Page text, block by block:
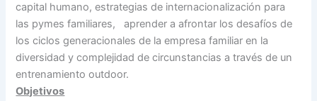
capital humano, estrategias de internacionalización para
las pymes familiares, aprender a afrontar los desafíos de
los ciclos generacionales de la empresa familiar en la
diversidad y complejidad de circunstancias a través de un
entrenamiento outdoor.
Objetivos